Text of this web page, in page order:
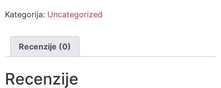
Kategorija: Uncategorized
Recenzije (0)
Recenzije